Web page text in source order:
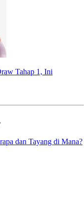
Tahap 1, Ini
dan Tayang di Mana?